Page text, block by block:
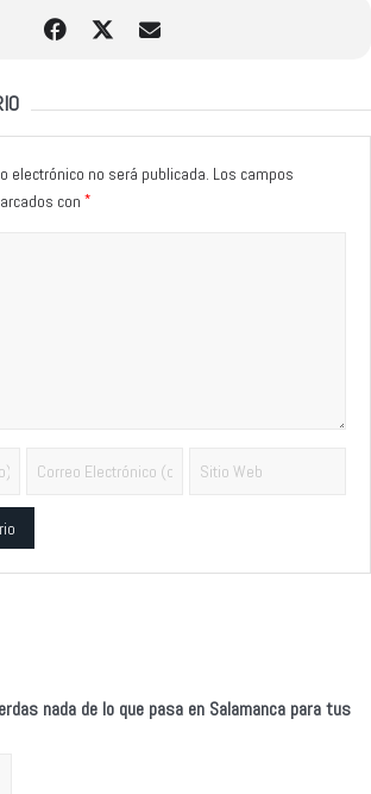
electrónico no será publicada. Los campos
con *
nada de lo que pasa en Salamanca para tus